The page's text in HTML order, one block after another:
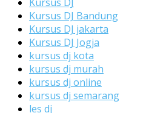
Kursus DJ Bandung
Kursus DJ jakarta
Kursus DJ Jogja
kursus dj kota
kursus dj murah
kursus dj online
kursus dj semarang
les dj